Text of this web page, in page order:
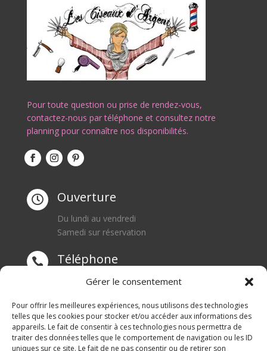
Gérer le consentement
Pour offrir les meilleures expériences, nous utilisons des technologies
telles que les cookies pour stocker et/ou accéder aux informations des
appareils. Le fait de consentir à ces technologies nous permettra de
traiter des données telles que le comportement de navigation ou les ID
uniques sur ce site. Le fait de ne pas consentir ou de retirer son
Pour toute question ou prise de rendez-vous,
contactez-nous par téléphone et consultez notre
planning pour connaître nos disponibilités.
 Ouverture
Du lundi au vendredi
Samedi sur réservation
 Téléphone
0668550471
 Adresse
1 rue du Blanc Poirier
70110 SENARGENT MIGNAFANS